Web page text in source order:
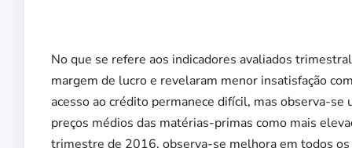
No que se refere aos indicadores avaliados
margem de lucro e revelaram menor insatisfação
acesso ao crédito permanece difícil, mas observa-
preços médios das matérias-primas como mais
trimestre de 2016, observa-se melhora em todos os